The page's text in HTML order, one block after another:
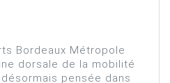
Bordeaux Métropole
dorsale de la mobilité
pensée dans